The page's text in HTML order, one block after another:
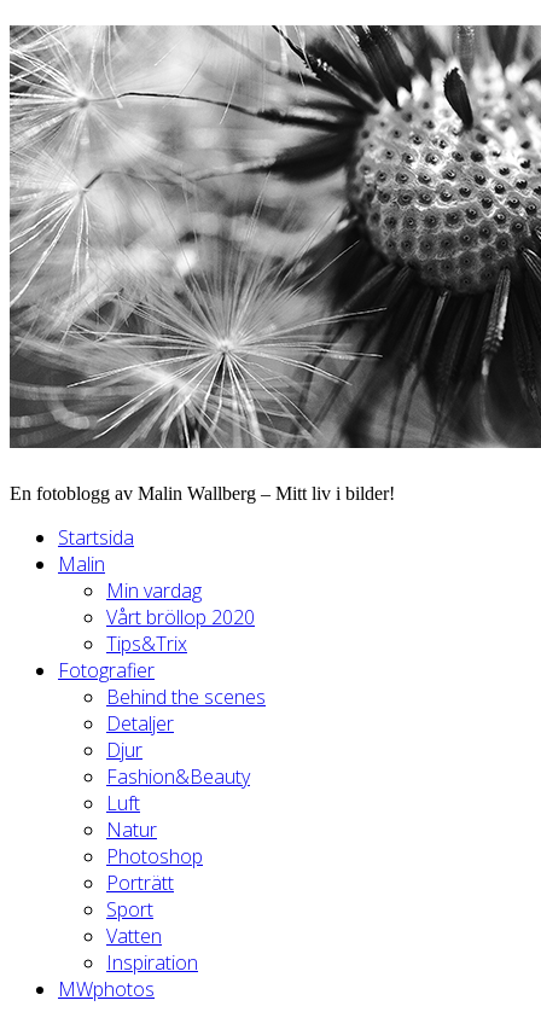
En fotoblogg av Malin Wallberg – Mitt liv i bilder!
Startsida
Malin
Min vardag
Vårt bröllop 2020
Tips&Trix
Fotografier
Behind the scenes
Detaljer
Djur
Fashion&Beauty
Luft
Natur
Photoshop
Porträtt
Sport
Vatten
Inspiration
MWphotos